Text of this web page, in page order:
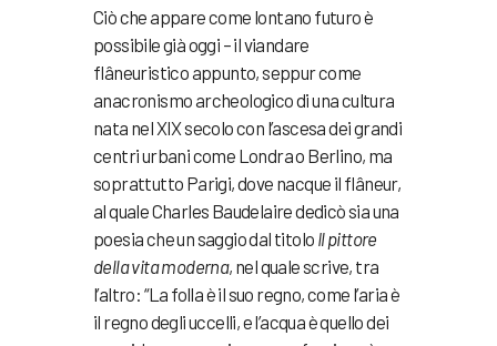
Ciò che appare come lontano futuro è
possibile già oggi – il viandare
flâneuristico appunto, seppur come
anacronismo archeologico di una cultura
nata nel XIX secolo con l’ascesa dei grandi
centri urbani come Londra o Berlino, ma
soprattutto Parigi, dove nacque il flâneur,
al quale Charles Baudelaire dedicò sia una
poesia che un saggio dal titolo Il pittore
della vita moderna, nel quale scrive, tra
l’altro: “La folla è il suo regno, come l’aria è
il regno degli uccelli, e l’acqua è quello dei